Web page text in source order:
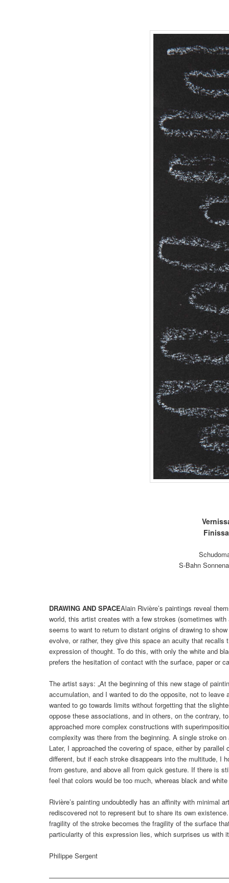
S-Bahn
DRAWING AND SPACEAlain Rivière’s paintings reveal
world, this artist creates with a few strokes (sometimes
seems to want to return to distant origins of drawing to
evolve, or rather, they give this space an acuity that
expression of thought. To do this, with only the white and
prefers the hesitation of contact with the surface, paper or
The artist says: „At the beginning of this new stage of
accumulation, and I wanted to do the opposite, not to
wanted to go towards limits without forgetting that the
oppose these associations, and in others, on the contrary,
approached more complex constructions with
complexity was there from the beginning. A single stroke
Later, I approached the covering of space, either by
different, but if each stroke disappears into the multitude, I
from gesture, and above all from quick gesture. If there is
feel that colors would be too much, whereas black and
Rivière’s painting undoubtedly has an affinity with minimal
rediscovered not to represent but to share its own
fragility of the stroke becomes the fragility of the surface
particularity of this expression lies, which surprises us with
Philippe Sergent